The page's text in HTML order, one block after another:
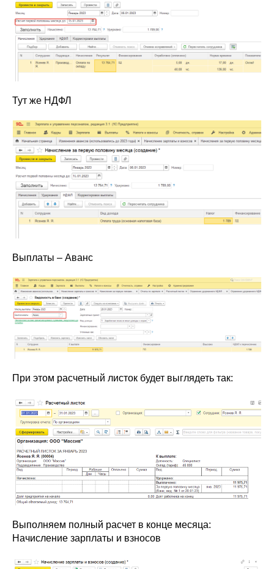
Тут же НДФЛ
Выплаты – Аванс
При этом расчетный листок будет выглядеть так:
Выполняем полный расчет в конце месяца:
Начисление зарплаты и взносов